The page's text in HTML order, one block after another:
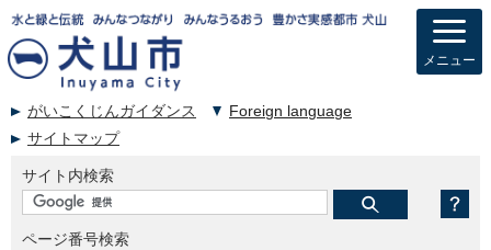
がいこくじんガイダンス
Foreign language
サイトマップ
サイト内検索
ページ番号検索
メニュー